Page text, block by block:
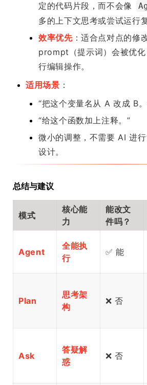
定的代码片段，而不会像
多的上下文思考或尝试运行
效率优先：适合点对点的修
prompt（提示词）会被优
行编辑操作。
适用场景 ：
“把这个变量名从 A 改成 B
“给这个函数加上注释。”
微小的调整，不需要 AI 进
设计。
总结与建议
模式
核心能
力
能改文
件吗？
Agent
全能执
行
✅ 能
Plan
思考架
构
❌ 否
Ask
答疑解
惑
❌ 否